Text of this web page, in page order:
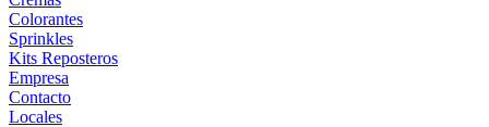
Colorantes
Sprinkles
Kits Reposteros
Empresa
Contacto
Locales